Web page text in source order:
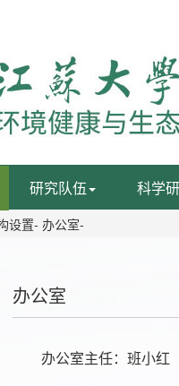
研究队伍 科学
设置- 办公室-
办公室
办公室主任：班小红